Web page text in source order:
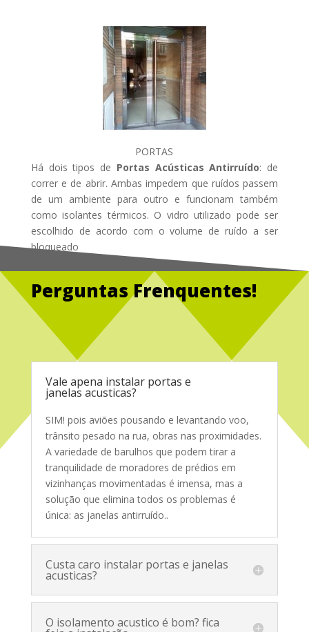
PORTAS
Há dois tipos de Portas Acústicas Antirruído: de
correr e de abrir. Ambas impedem que ruídos passem
de um ambiente para outro e funcionam também
como isolantes térmicos. O vidro utilizado pode ser
escolhido de acordo com o volume de ruído a ser
bloqueado
Perguntas Frenquentes!
Service Glass
Vale apena instalar portas e
janelas acusticas?
SIM! pois aviões pousando e levantando voo,
trânsito pesado na rua, obras nas proximidades.
A variedade de barulhos que podem tirar a
tranquilidade de moradores de prédios em
vizinhanças movimentadas é imensa, mas a
solução que elimina todos os problemas é
única: as janelas antirruído..
Custa caro instalar portas e janelas
acusticas?
O isolamento acustico é bom? fica